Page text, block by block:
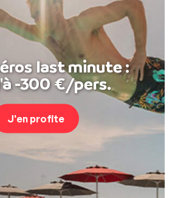
last minute :
-300 €/pers.
J'en profite